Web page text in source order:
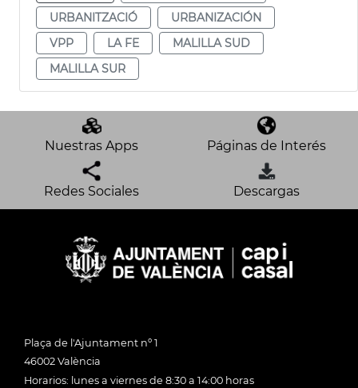
URBANITZACIÓ
URBANIZACIÓN
VPP
LA FE
MALILLA SUD
MALILLA SUR
Nuestras Apps Páginas de Interés
Redes Sociales Descargas
Plaça de l'Ajuntament nº 1
46002 València
Horarios: lunes a viernes de 8:30 a 14:00 horas